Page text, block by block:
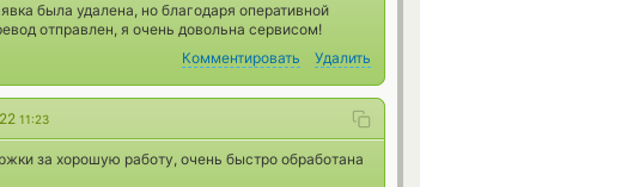
была удалена, но благодаря оперативной
отправлен, я очень довольна сервисом!
Комментировать Удалить
11:23
за хорошую работу, очень быстро обработана